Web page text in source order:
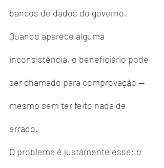
bancos de dados do governo.
Quando aparece alguma
inconsistência, o beneficiário pode
ser chamado para comprovação —
mesmo sem ter feito nada de
errado.
O problema é justamente esse: o